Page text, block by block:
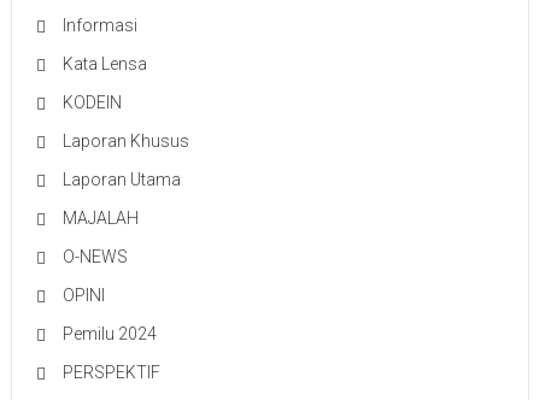
Informasi
Kata Lensa
KODEIN
Laporan Khusus
Laporan Utama
MAJALAH
O-NEWS
OPINI
Pemilu 2024
PERSPEKTIF